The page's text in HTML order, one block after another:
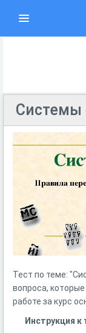
Системы
Тест по теме:
вопроса,
работе за курс
Инструкция к